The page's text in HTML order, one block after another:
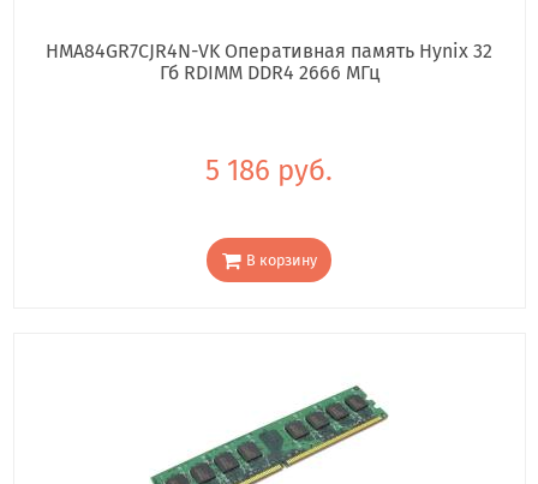
HMA84GR7CJR4N-VK Оперативная память Hynix 32
Гб RDIMM DDR4 2666 МГц
5 186 руб.
В корзину